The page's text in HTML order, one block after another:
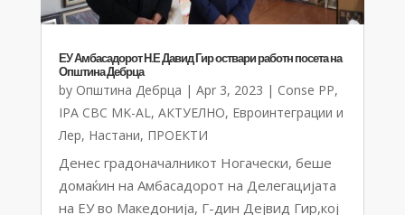
ЕУ Амбасадорот Н.Е Давид Гир оствари работн посета на
Општина Дебрца
by Општина Дебрца | Apr 3, 2023 | Conse PP,
IPA CBC MK-AL, АКТУЕЛНО, Евроинтеграции и
Лер, Настани, ПРОЕКТИ
Денес градоначалникот Ногачески, беше
домаќин на Амбасадорот на Делегацијата
на ЕУ во Македонија, Г-дин Дејвид Гир,кој